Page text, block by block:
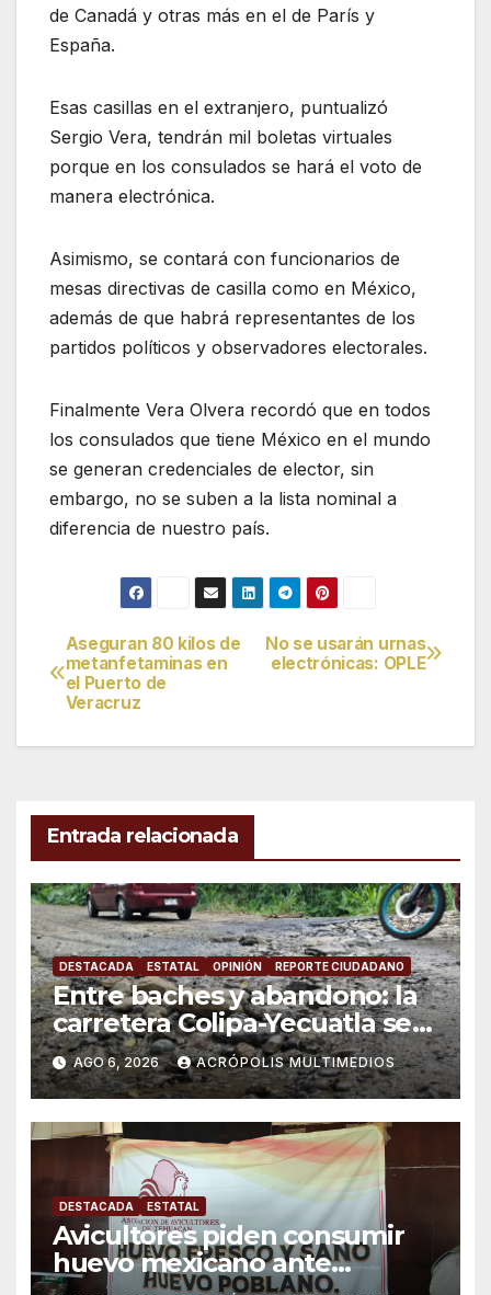
de Canadá y otras más en el de París y
España.
Esas casillas en el extranjero, puntualizó
Sergio Vera, tendrán mil boletas virtuales
porque en los consulados se hará el voto de
manera electrónica.
Asimismo, se contará con funcionarios de
mesas directivas de casilla como en México,
además de que habrá representantes de los
partidos políticos y observadores electorales.
Finalmente Vera Olvera recordó que en todos
los consulados que tiene México en el mundo
se generan credenciales de elector, sin
embargo, no se suben a la lista nominal a
diferencia de nuestro país.
Navegación
de
entradas
No se usarán urnas
electrónicas: OPLE
Aseguran 80 kilos de
metanfetaminas en
el Puerto de
Veracruz
Entrada relacionada
DESTACADA ESTATAL OPINIÓN REPORTE CIUDADANO
Entre baches y abandono: la
carretera Colipa-Yecuatla se
convierte en un riesgo diario
AGO 6, 2026 ACRÓPOLIS MULTIMEDIOS
DESTACADA ESTATAL
Avicultores piden consumir
huevo mexicano ante